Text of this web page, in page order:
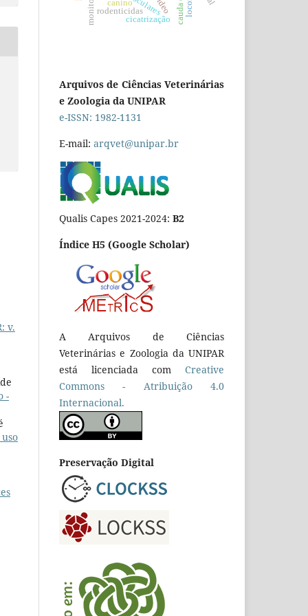
v.
-
canino
rodenticidas
cicatrização
Arquivos de Ciências Veterinárias
e Zoologia da UNIPAR
e-ISSN: 1982-1131
E-mail: arqvet@unipar.br
Qualis Capes 2021-2024: B2
Índice H5 (Google Scholar)
A Arquivos de Ciências
Veterinárias e Zoologia da UNIPAR
está licenciada com Creative
Commons - Atribuição 4.0
Internacional.
Preservação Digital